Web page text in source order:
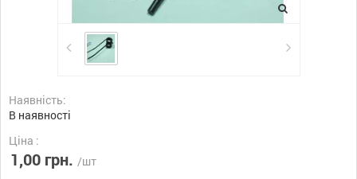
Наявність:
В наявності
Ціна :
1,00 грн. /шт